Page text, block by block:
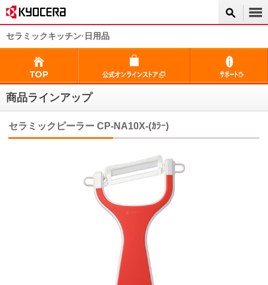
セラミックキッチン·日用品
商品ラインアップ
セラミックピーラー CP-NA10X-(ｶﾗｰ)